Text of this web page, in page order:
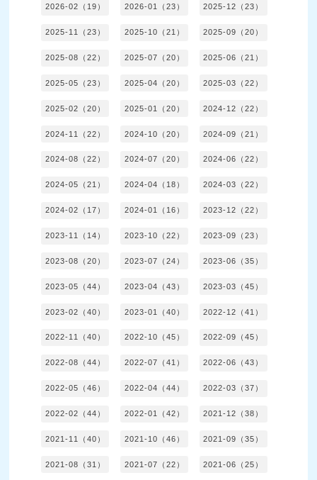
2026-02（19） 2026-01（23） 2025-12（23）
2025-11（23） 2025-10（21） 2025-09（20）
2025-08（22） 2025-07（20） 2025-06（21）
2025-05（23） 2025-04（20） 2025-03（22）
2025-02（20） 2025-01（20） 2024-12（22）
2024-11（22） 2024-10（20） 2024-09（21）
2024-08（22） 2024-07（20） 2024-06（22）
2024-05（21） 2024-04（18） 2024-03（22）
2024-02（17） 2024-01（16） 2023-12（22）
2023-11（14） 2023-10（22） 2023-09（23）
2023-08（20） 2023-07（24） 2023-06（35）
2023-05（44） 2023-04（43） 2023-03（45）
2023-02（40） 2023-01（40） 2022-12（41）
2022-11（40） 2022-10（45） 2022-09（45）
2022-08（44） 2022-07（41） 2022-06（43）
2022-05（46） 2022-04（44） 2022-03（37）
2022-02（44） 2022-01（42） 2021-12（38）
2021-11（40） 2021-10（46） 2021-09（35）
2021-08（31） 2021-07（22） 2021-06（25）